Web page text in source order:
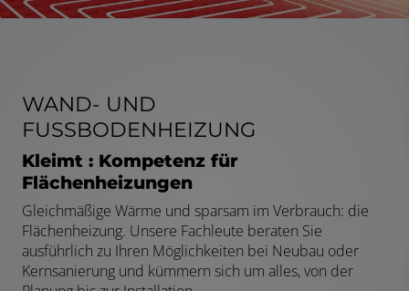
WAND- UND
FUSSBODENHEIZUNG
Kleimt : Kompetenz für
Flächenheizungen
Gleichmäßige Wärme und sparsam im Verbrauch: die
Flächenheizung. Unsere Fachleute beraten Sie
ausführlich zu Ihren Möglichkeiten bei Neubau oder
Kernsanierung und kümmern sich um alles, von der